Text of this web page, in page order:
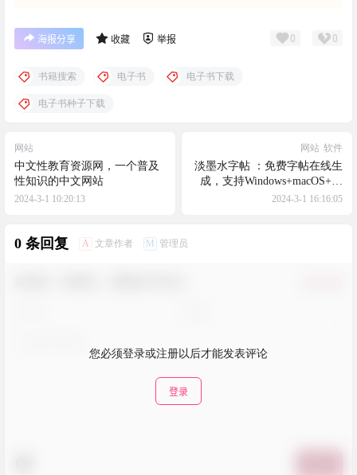
海报分享 收藏 举报 0 0
书籍搜索 电子书 电子书下载
电子书种子下载
网站
中文性教育资源网，一个普及
性知识的中文网站
2024-3-1 10:20:13
网站 软件
淡墨水字帖 ：免费字帖在线生
成，支持Windows+macOS+安
卓
2024-3-1 16:16:05
0 条回复 A 文章作者 M 管理员
您必须登录或注册以后才能发表评论
登录